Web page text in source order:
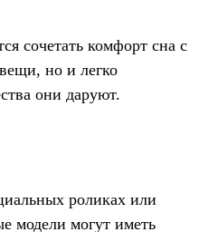
сочетать комфорт сна с
но и легко
они даруют.
роликах или
модели могут иметь